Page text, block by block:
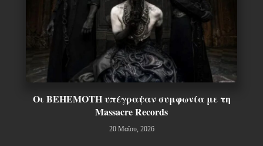
Οι BEHEMOTH υπέγραψαν συμφωνία με τη
Massacre Records
20 Μαΐου, 2026